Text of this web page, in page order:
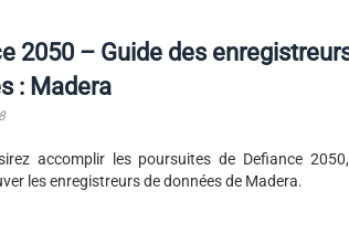
2050 – Guide des
: Madera
accomplir les poursuites de Defiance
les enregistreurs de données de Madera.